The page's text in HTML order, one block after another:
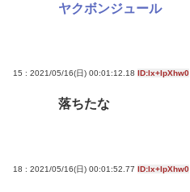
ヤクボンジュール
15 : 2021/05/16(日) 00:01:12.18 ID:lx+IpXhw0
落ちたな
18 : 2021/05/16(日) 00:01:52.77 ID:lx+IpXhw0